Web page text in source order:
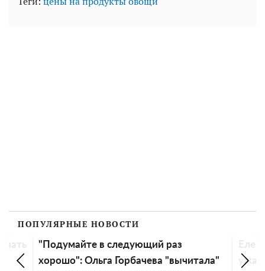
ПОПУЛЯРНЫЕ НОВОСТИ
"Подумайте в следующий раз
хорошо": Ольга Горбачева "вычитала"